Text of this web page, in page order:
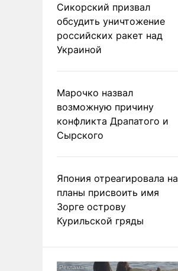
Сикорский призвал
обсудить уничтожение
российских ракет над
Украиной
Марочко назвал
возможную причину
конфликта Драпатого и
Сырского
Япония отреагировала на
планы присвоить имя
Зорге острову
Курильской гряды